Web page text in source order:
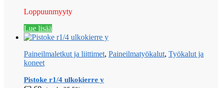
Loppuunmyyty
Lue lisää
Paineilmaletkut ja liittimet, Paineilmatyökalut, Työkalut ja
koneet
Pistoke r1/4 ulkokierre y